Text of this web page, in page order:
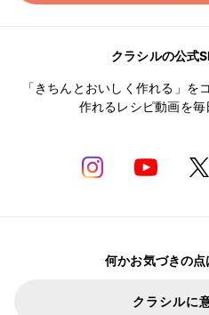
クラシルの公式
「きちんとおいしく作れる」を
作れるレシピ動画を毎
何かお気づきの点
クラシルに